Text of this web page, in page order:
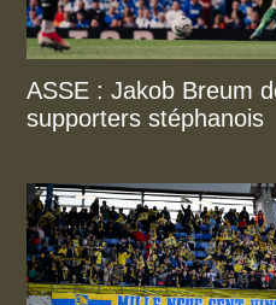
ASSE : Jakob Breum
supporters stéphanois